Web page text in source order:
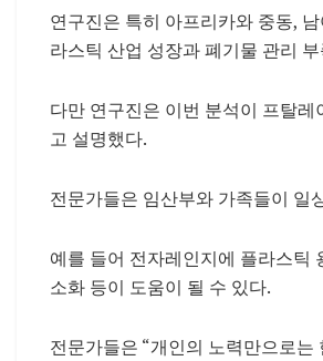
연구진은 특히 아프리카와 중동,
라스틱 산업 성장과 폐기물 관리
다만 연구진은 이번 분석이 프탈
고 설명했다.
전문가들은 임산부와 가족들이 일
예를 들어 전자레인지에 플라스틱
소화 등이 도움이 될 수 있다.
전문가들은 “개인의 노력만으로